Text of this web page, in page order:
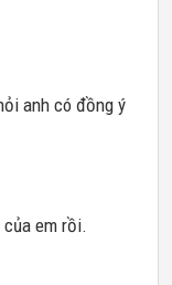
anh có đồng ý
em rồi.